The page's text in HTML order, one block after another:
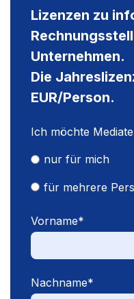
Lizenzen zu
Unternehmen.
Die
EUR/Person.
Ich möchte
nur für mich
für mehrere
Vorname*
Nachname*